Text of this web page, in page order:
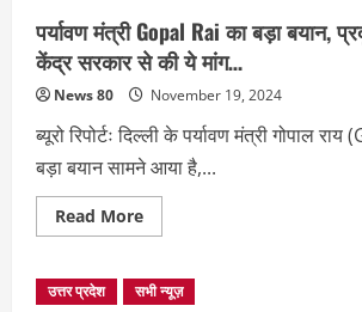
stubble
जलाने
की
घटनाएं
हुईं
कम,
चुनौती
बरकरार…
पर्यावण मंत्री Gopal Rai का बड़ा बयान,
केंद्र सरकार से की ये मांग…
News 80 November 19, 2024
ब्यूरो रिपोर्टः दिल्ली के पर्यावण मंत्री गोपाल
बड़ा बयान सामने आया है,...
Read MoreRead
more
मंत्री
Gopal
उत्तर प्रदेश सभी न्यूज़